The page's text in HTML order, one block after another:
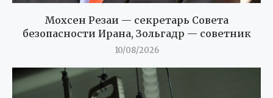
Мохсен Резаи — секретарь Совета
безопасности Ирана, Зольгадр — советник
10/08/2026